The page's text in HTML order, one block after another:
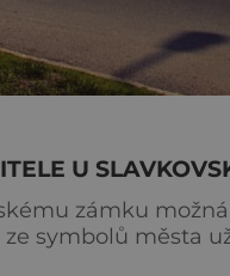
U
zámku
už od roku 1743. To je ale